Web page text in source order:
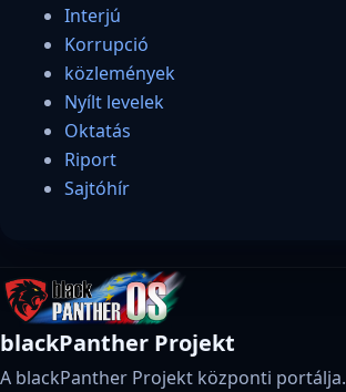
Interjú
Korrupció
közlemények
Nyílt levelek
Oktatás
Riport
Sajtóhír
blackPanther Projekt
A blackPanther Projekt központi portálja.